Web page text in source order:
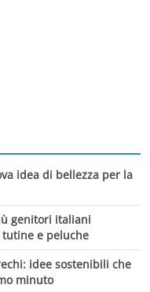
idea di bellezza per la
genitori italiani
tutine e peluche
idee sostenibili che
minuto